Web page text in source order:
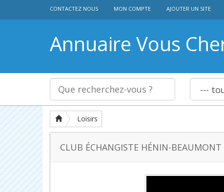
CONTACTEZ NOUS MON COMPTE AJOUTER UN SITE
Annuaire Vous
Loisirs
CLUB ÉCHANGISTE HÉNIN-BEAUMONT